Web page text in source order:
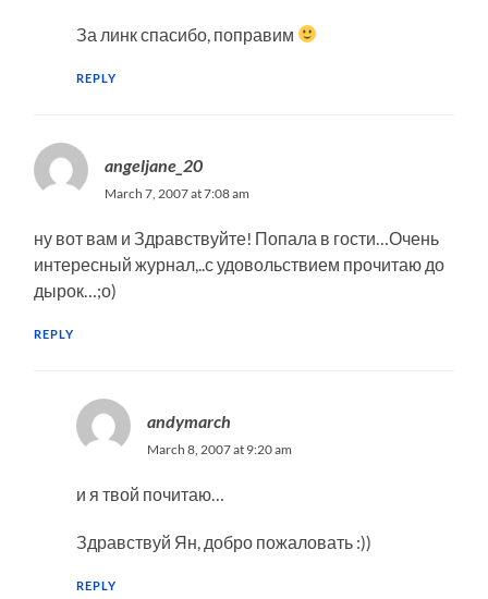
За линк спасибо, поправим
REPLY
angeljane_20
March 7, 2007 at 7:08 am
ну вот вам и Здравствуйте! Попала в гости…Очень
интересный журнал,..с удовольствием прочитаю до
дырок…;о)
REPLY
andymarch
March 8, 2007 at 9:20 am
и я твой почитаю…
Здравствуй Ян, добро пожаловать :))
REPLY